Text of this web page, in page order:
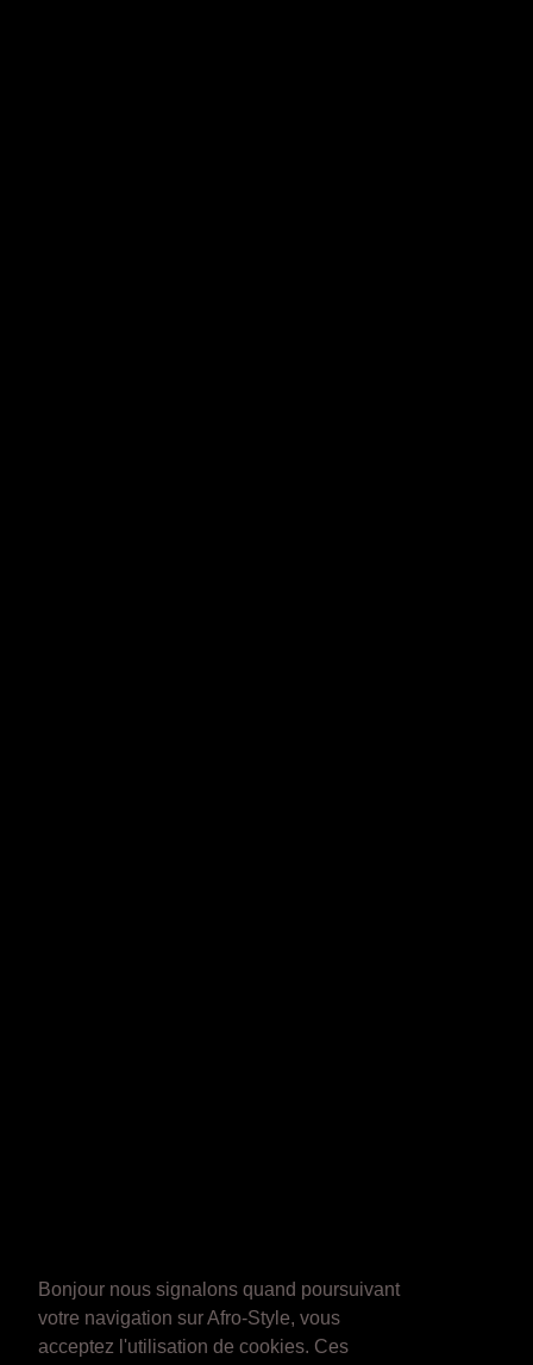
Bonjour nous signalons quand poursuivant
votre navigation sur Afro-Style, vous
acceptez l'utilisation de cookies. Ces